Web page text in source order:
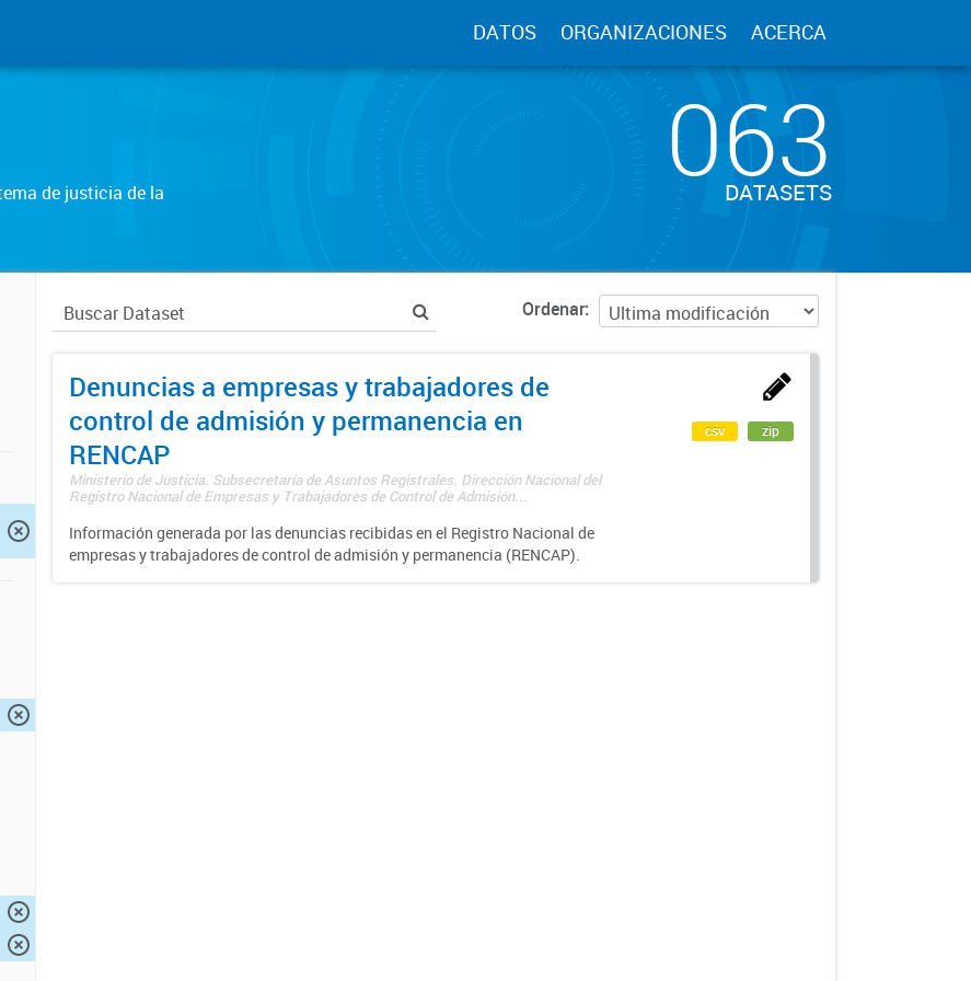
DATOS ORGANIZACIONES ACERCA
de justicia de la
063
DATASETS
Ordenar
Denuncias a empresas y trabajadores de
control de admisión y permanencia en
RENCAP
Ministerio de Justicia. Subsecretaría de Asuntos Registrales. Dirección Nacional del
Registro Nacional de Empresas y Trabajadores de Control de Admisión...
Información generada por las denuncias recibidas en el Registro Nacional de
empresas y trabajadores de control de admisión y permanencia (RENCAP).
csv zip